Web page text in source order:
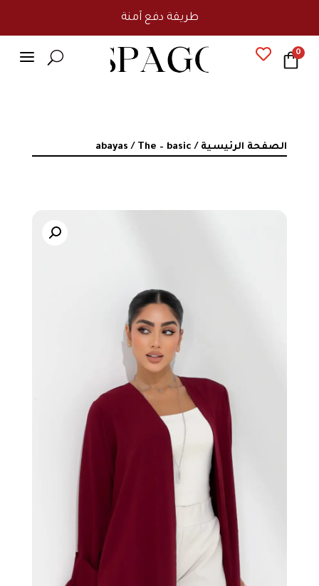
طريقة دفع آمنة
a U  0
الصفحة الرئيسية /
abayas / The – basic